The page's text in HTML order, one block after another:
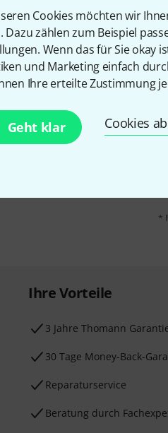
Cookies möchten wir
Dazu zählen zum Beispiel
Wenn das für Sie okay
und Marketing einfach
Ihre erteilte Zustimmung
Geht klar Cookies
Teilen
mit etwas Glück
*
Ihre Vorteile
3 Jahre Thomann
30 Tage Money-Back-
Reparaturservice
Beratung durch